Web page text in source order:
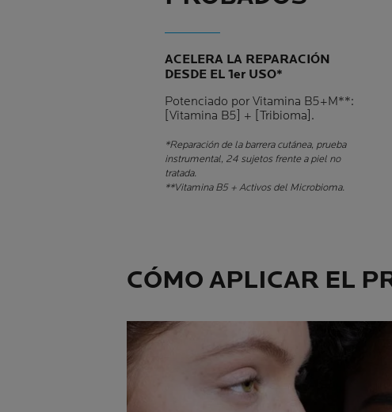
ACELERA LA REPARACIÓN
DESDE EL 1er USO*
Potenciado por Vitamina B5+M**:
[Vitamina B5] + [Tribioma].
*Reparación de la barrera cutánea, prueba
instrumental, 24 sujetos frente a piel no
tratada.
**Vitamina B5 + Activos del Microbioma.
CÓMO APLICAR EL